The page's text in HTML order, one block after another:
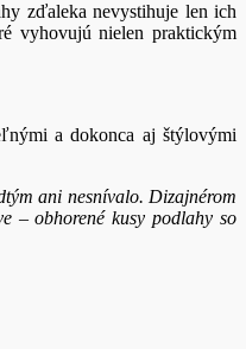
zďaleka nevystihuje len ich
vyhovujú nielen praktickým
a dokonca aj štýlovými
ani nesnívalo. Dizajnérom
– obhorené kusy podlahy so